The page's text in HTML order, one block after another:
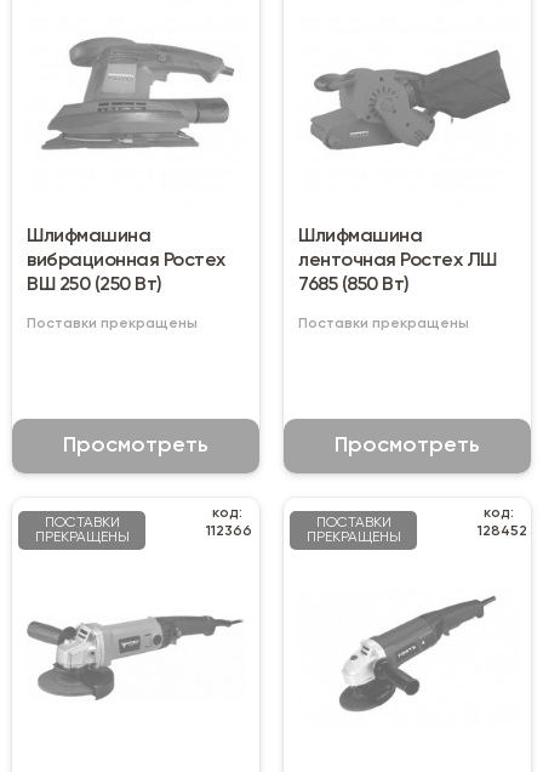
Шлифмашина
вибрационная Ростех
ВШ 250 (250 Вт)
Поставки прекращены
Просмотреть
Шлифмашина
ленточная Ростех ЛШ
7685 (850 Вт)
Поставки прекращены
Просмотреть
ПОСТАВКИ
ПРЕКРАЩЕНЫ
код:
112366
ПОСТАВКИ
ПРЕКРАЩЕНЫ
код:
128452